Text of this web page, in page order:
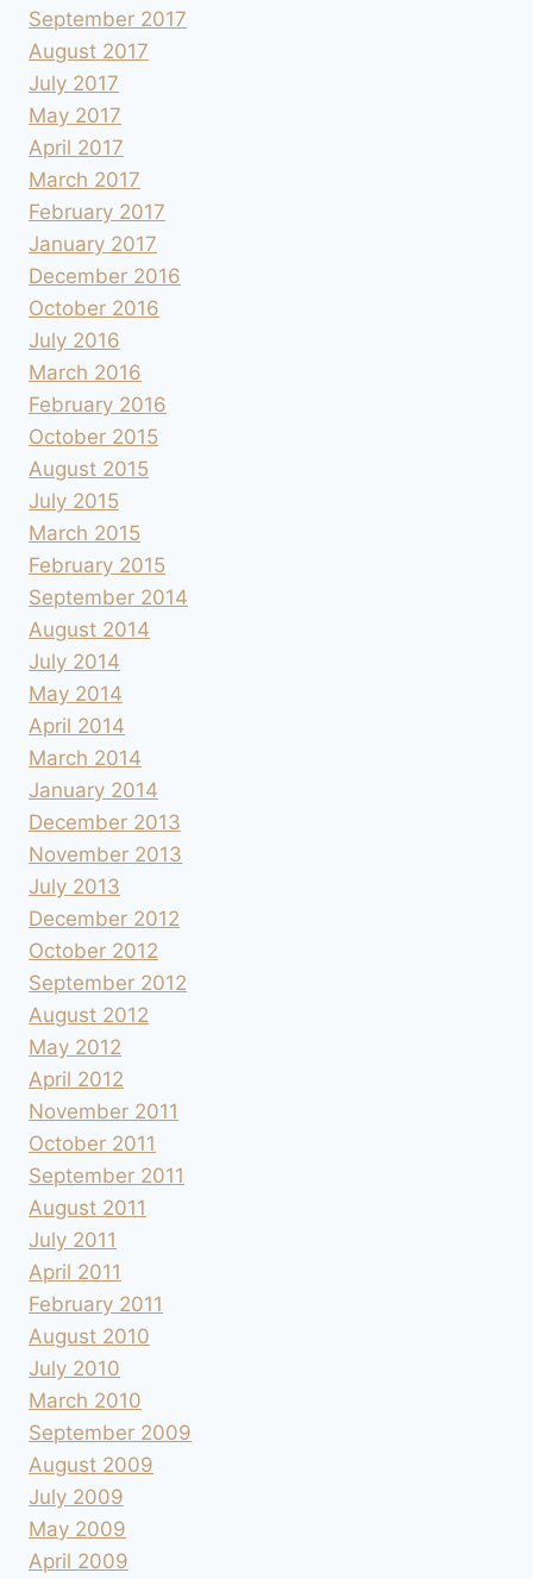
September 2017
August 2017
July 2017
May 2017
April 2017
March 2017
February 2017
January 2017
December 2016
October 2016
July 2016
March 2016
February 2016
October 2015
August 2015
July 2015
March 2015
February 2015
September 2014
August 2014
July 2014
May 2014
April 2014
March 2014
January 2014
December 2013
November 2013
July 2013
December 2012
October 2012
September 2012
August 2012
May 2012
April 2012
November 2011
October 2011
September 2011
August 2011
July 2011
April 2011
February 2011
August 2010
July 2010
March 2010
September 2009
August 2009
July 2009
May 2009
April 2009